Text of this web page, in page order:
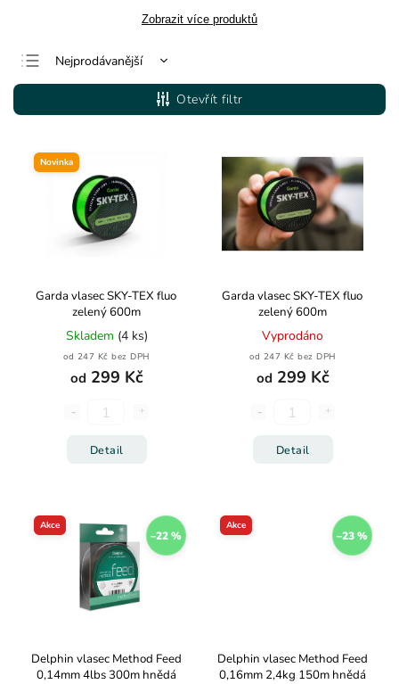
Zobrazit více produktů
Nejprodávanější
Nejlevnější
Nejdražší
Otevřít filtr
Novinka
Garda vlasec SKY-TEX fluo
zelený 600m
Skladem (4 ks)
od 247 Kč bez DPH
od299 Kč
Detail
Garda vlasec SKY-TEX fluo
zelený 600m
Vyprodáno
od 247 Kč bez DPH
od299 Kč
Detail
Akce
–22 %
Delphin vlasec Method Feed
0,14mm 4lbs 300m hnědá
Akce
–23 %
Delphin vlasec Method Feed
0,16mm 2,4kg 150m hnědá